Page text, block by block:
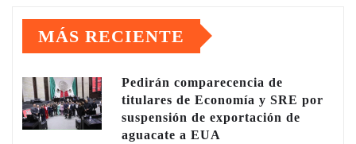
MÁS RECIENTE
Pedirán comparecencia de
titulares de Economía y SRE por
suspensión de exportación de
aguacate a EUA